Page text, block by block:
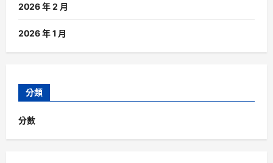
2026 年 2 月
2026 年 1 月
分類
分數